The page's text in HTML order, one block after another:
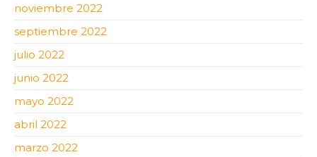
noviembre 2022
septiembre 2022
julio 2022
junio 2022
mayo 2022
abril 2022
marzo 2022